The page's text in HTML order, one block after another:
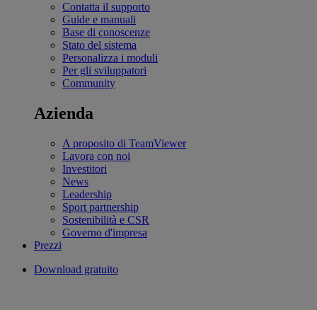
Contatta il supporto
Guide e manuali
Base di conoscenze
Stato del sistema
Personalizza i moduli
Per gli sviluppatori
Community
Azienda
A proposito di TeamViewer
Lavora con noi
Investitori
News
Leadership
Sport partnership
Sostenibilità e CSR
Governo d'impresa
Prezzi
Download gratuito